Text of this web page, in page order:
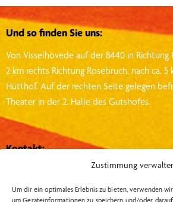
Zustimmung
Um dir ein optimales Erlebnis zu bieten, verwenden
um Geräteinformationen zu speichern und/oder
Und so finden Sie uns:
Von Visselhövede auf der B440 in Richtung
2 km rechts Richtung Rosebruch, nach ca.
Hütthof. Auf der rechten Seite gelegen
Theater in der 2. Halle des Gutshofes.
Kontakt:
Hütthof 1, 27374, Visselhövede